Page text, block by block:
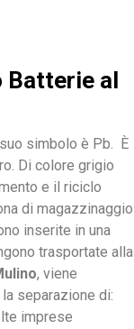
Batterie al
simbolo è Pb. È
Di colore grigio
e il riciclo
di magazzinaggio
inserite in una
trasportate alla
, viene
separazione di:
imprese